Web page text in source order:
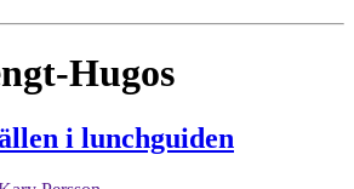
Hugos
i lunchguiden